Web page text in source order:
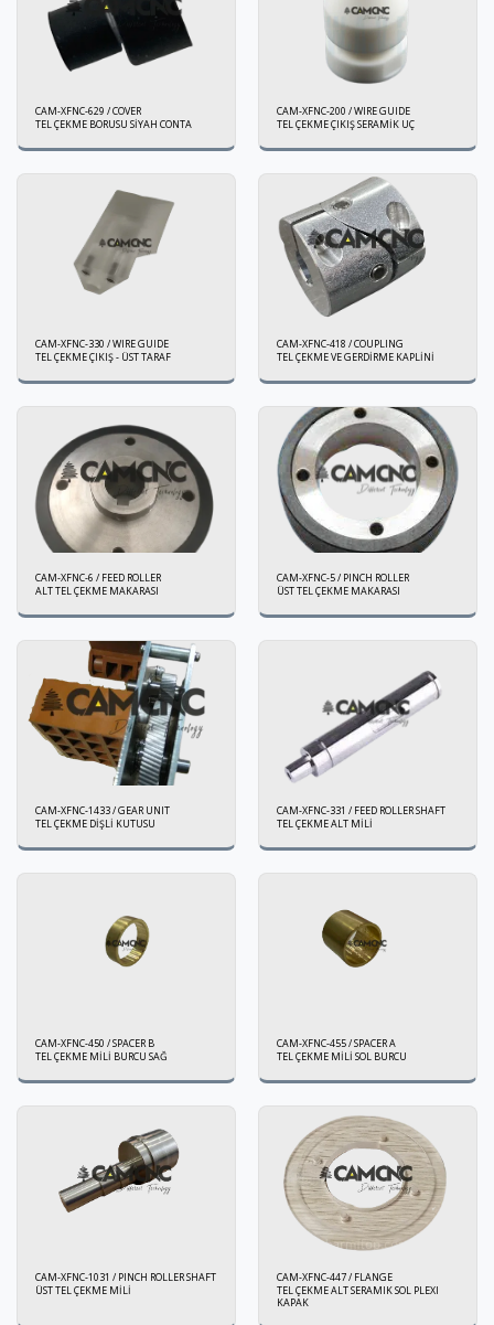
CAM-XFNC-629 / COVER
TEL ÇEKME BORUSU SİYAH CONTA
CAM-XFNC-200 / WIRE GUIDE
TEL ÇEKME ÇIKIŞ SERAMİK UÇ
CAM-XFNC-330 / WIRE GUIDE
TEL ÇEKME ÇIKIŞ - ÜST TARAF
CAM-XFNC-418 / COUPLING
TEL ÇEKME VE GERDİRME KAPLİNİ
CAM-XFNC-6 / FEED ROLLER
ALT TEL ÇEKME MAKARASI
CAM-XFNC-5 / PINCH ROLLER
ÜST TEL ÇEKME MAKARASI
CAM-XFNC-1433 / GEAR UNIT
TEL ÇEKME DİŞLİ KUTUSU
CAM-XFNC-331 / FEED ROLLER SHAFT
TEL ÇEKME ALT MİLİ
CAM-XFNC-450 / SPACER B
TEL ÇEKME MİLİ BURCU SAĞ
CAM-XFNC-455 / SPACER A
TEL ÇEKME MİLİ SOL BURCU
CAM-XFNC-1031 / PINCH ROLLER SHAFT
ÜST TEL ÇEKME MİLİ
CAM-XFNC-447 / FLANGE
TEL ÇEKME ALT SERAMIK SOL PLEXI
KAPAK